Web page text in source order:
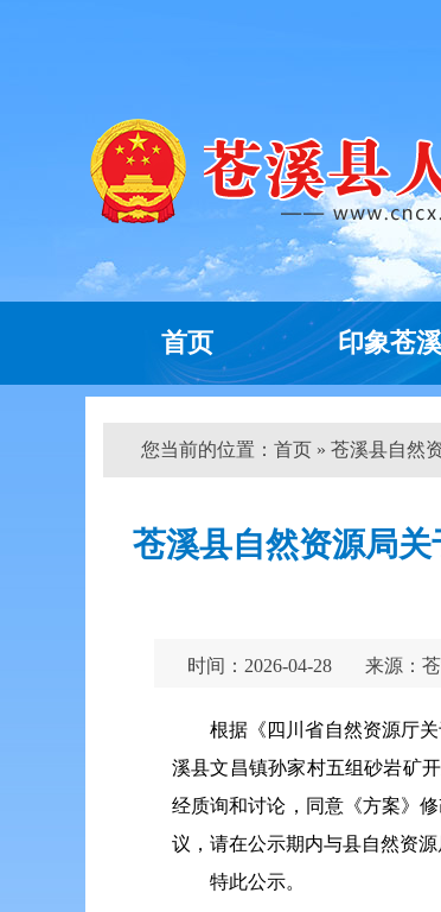
首页 印象苍溪
您当前的位置： 首页 » 苍溪县自然
苍溪县自然资源局
时间：2026-04-28 来源：
根据《四川省自然资源厅
溪县文昌镇孙家村五组砂岩矿
经质询和讨论，同意《方案》
议，请在公示期内与县自然资源
特此公示。